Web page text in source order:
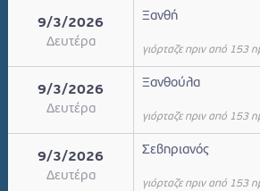
9/3/2026
Δευτέρα
Ξανθή
γιόρταζε πριν από 153
9/3/2026
Δευτέρα
Ξανθούλα
γιόρταζε πριν από 153
9/3/2026
Δευτέρα
Σεβηριανός
γιόρταζε πριν από 153